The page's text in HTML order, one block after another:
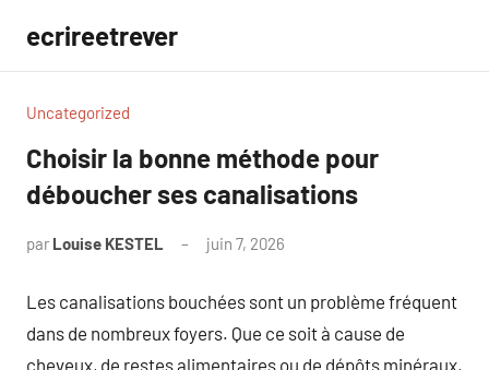
contenu
ecrireetrever
Uncategorized
Choisir la bonne méthode pour
déboucher ses canalisations
par Louise KESTEL juin 7, 2026
Les canalisations bouchées sont un problème fréquent
dans de nombreux foyers. Que ce soit à cause de
cheveux, de restes alimentaires ou de dépôts minéraux,